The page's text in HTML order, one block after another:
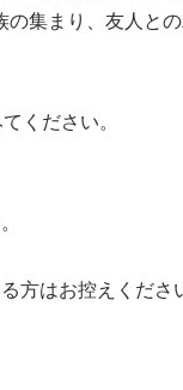
集まり、友人と
ください。
方はお控えくださ